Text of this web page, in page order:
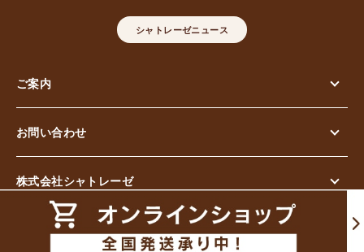
シャトレーゼニュース
ご案内
お問い合わせ
株式会社シャトレーゼ
© Chateraise Co.,Ltd. All Rights Reserved.